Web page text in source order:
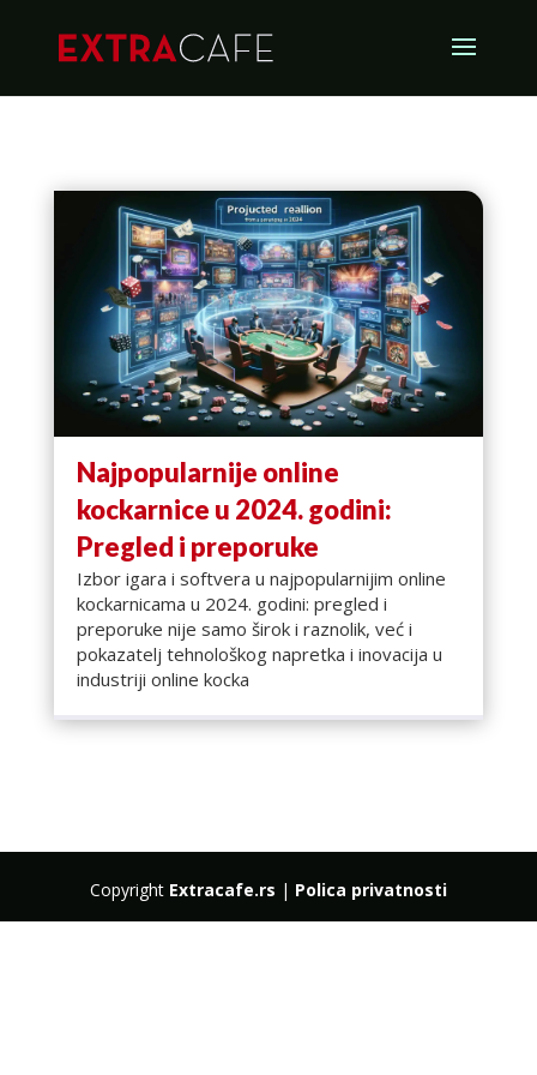
Najpopularnije online
kockarnice u 2024. godini:
Pregled i preporuke
Izbor igara i softvera u najpopularnijim online
kockarnicama u 2024. godini: pregled i
preporuke nije samo širok i raznolik, već i
pokazatelj tehnološkog napretka i inovacija u
industriji online kocka
Copyright Extracafe.rs | Polica privatnosti